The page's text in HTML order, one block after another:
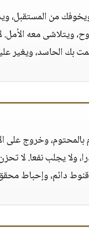
من المستقبل،
ويتلاشى معه الأمل.
بك الحاسد، ويغير
وخروج على
ولا يجلب نفعا.لا
دائم، وإحباط